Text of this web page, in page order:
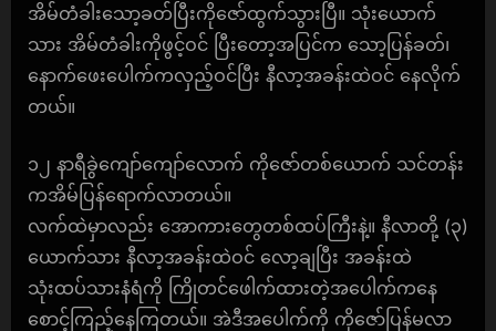
အိမ်တံခါးသော့ခတ်ပြီးကိုဇော်ထွက်သွားပြီ။ သုံးယောက်
သား အိမ်တံခါးကိုဖွင့်ဝင် ပြီးတော့အပြင်က သော့ပြန်ခတ်၊
နောက်ဖေးပေါက်ကလှည့်ဝင်ပြီး နီလာ့အခန်းထဲဝင် နေလိုက်
တယ်။
၁၂ နာရီခွဲကျော်ကျော်လောက် ကိုဇော်တစ်ယောက် သင်တန်း
ကအိမ်ပြန်ရောက်လာတယ်။
လက်ထဲမှာလည်း အောကားတွေတစ်ထပ်ကြီးနဲ့။ နီလာတို့ (၃)
ယောက်သား နီလာ့အခန်းထဲဝင် လော့ချပြီး အခန်းထဲ
သုံးထပ်သားနံရံကို ကြိုတင်ဖေါက်ထားတဲ့အပေါက်ကနေ
စောင့်ကြည့်နေကြတယ်။ အဲဒီအပေါက်ကို ကိုဇော်ပြန်မလာ